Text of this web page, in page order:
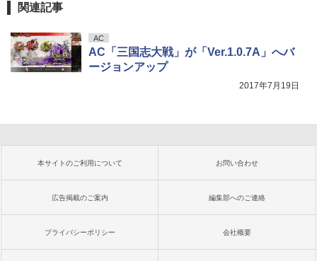
関連記事
AC
AC「三国志大戦」が「Ver.1.0.7A」へバ
ージョンアップ
2017年7月19日
本サイトのご利用について お問い合わせ
広告掲載のご案内 編集部へのご連絡
プライバシーポリシー 会社概要